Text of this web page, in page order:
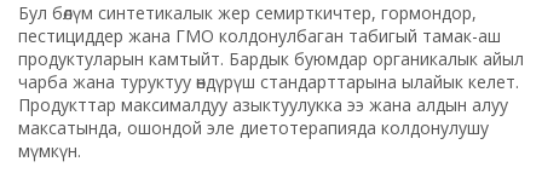
Бул бөлүм синтетикалык жер семирткичтер, гормондор,
пестициддер жана ГМО колдонулбаган табигый тамак-аш
продуктуларын камтыйт. Бардык буюмдар органикалык айыл
чарба жана туруктуу өндүрүш стандарттарына ылайык келет.
Продукттар максималдуу азыктуулукка ээ жана алдын алуу
максатында, ошондой эле диетотерапияда колдонулушу
мүмкүн.